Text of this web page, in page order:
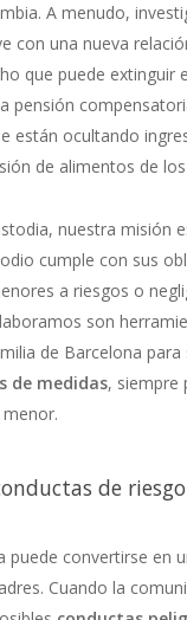
A menudo,
con una nueva
que puede extinguir
pensión
están ocultando
de alimentos de
nuestra misión
cumple con sus
a riesgos o
son
de Barcelona
de medidas, siempre
de
puede convertirse en
Cuando la